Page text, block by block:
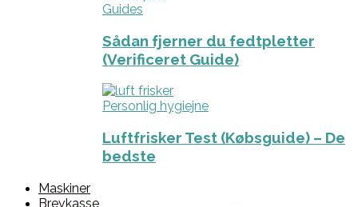
Guides
Sådan fjerner du fedtpletter
(Verificeret Guide)
Personlig hygiejne
Luftfrisker Test (Købsguide) – De
bedste
Maskiner
Brevkasse